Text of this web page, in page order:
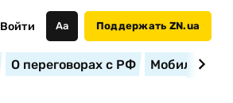
Войти Аа Поддержать ZN.ua
О переговорах с РФ